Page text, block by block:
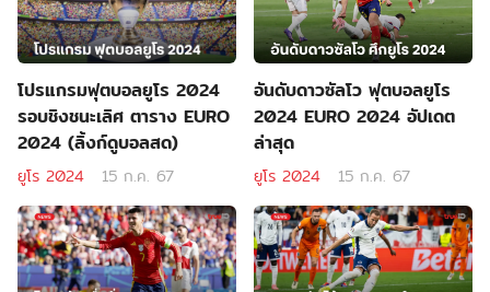
โปรแกรมฟุตบอลยูโร 2024
รอบชิงชนะเลิศ ตาราง EURO
2024 (ลิ้งก์ดูบอลสด)
ยูโร 2024 15 ก.ค. 67
อันดับดาวซัลโว ฟุตบอลยูโร
2024 EURO 2024 อัปเดต
ล่าสุด
ยูโร 2024 15 ก.ค. 67